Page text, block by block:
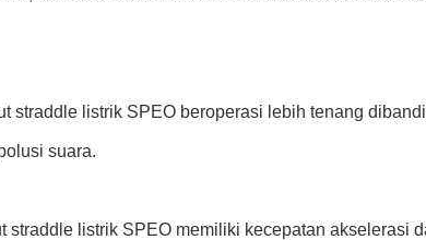
straddle listrik SPEO beroperasi lebih tenang
suara.
straddle listrik SPEO memiliki kecepatan akselerasi